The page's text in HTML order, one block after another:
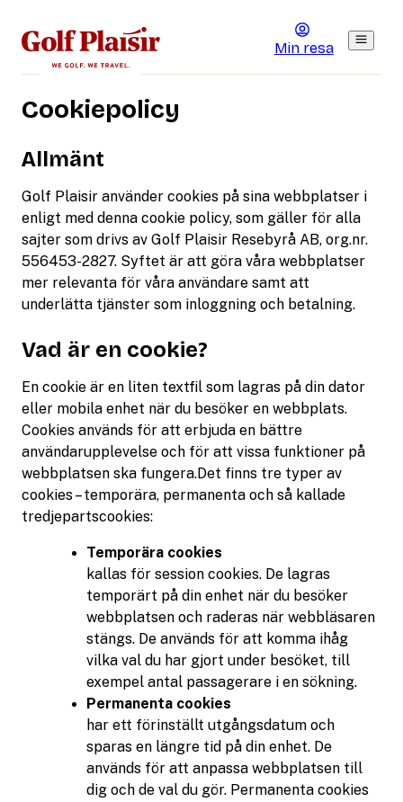
Min resa
Cookiepolicy
Allmänt
Golf Plaisir använder cookies på sina webbplatser i
enligt med denna cookie policy, som gäller för alla
sajter som drivs av Golf Plaisir Resebyrå AB, org.nr.
556453-2827. Syftet är att göra våra webbplatser
mer relevanta för våra användare samt att
underlätta tjänster som inloggning och betalning.
Vad är en cookie?
En cookie är en liten textfil som lagras på din dator
eller mobila enhet när du besöker en webbplats.
Cookies används för att erbjuda en bättre
användarupplevelse och för att vissa funktioner på
webbplatsen ska fungera.Det finns tre typer av
cookies – temporära, permanenta och så kallade
tredjepartscookies:
Temporära cookies
kallas för session cookies. De lagras
temporärt på din enhet när du besöker
webbplatsen och raderas när webbläsaren
stängs. De används för att komma ihåg
vilka val du har gjort under besöket, till
exempel antal passagerare i en sökning.
Permanenta cookies
har ett förinställt utgångsdatum och
sparas en längre tid på din enhet. De
används för att anpassa webbplatsen till
dig och de val du gör. Permanenta cookies